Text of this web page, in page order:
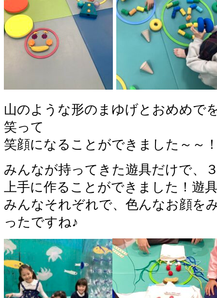
山のような形のまゆげとおめめで
笑って
笑顔になることができました～～
みんなが持ってきた遊具だけで、
上手に作ることができました！遊
みんなそれぞれで、色んなお顔を
ったですね♪